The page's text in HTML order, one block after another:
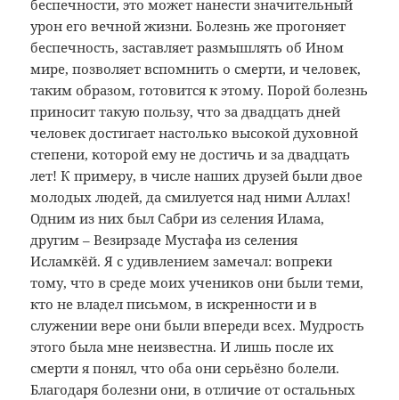
беспечности, это может нанести значительный
урон его вечной жизни. Болезнь же прогоняет
беспечность, заставляет размышлять об Ином
мире, позволяет вспомнить о смерти, и человек,
таким образом, готовится к этому. Порой болезнь
приносит такую пользу, что за двадцать дней
человек достигает настолько высокой духовной
степени, которой ему не достичь и за двадцать
лет! К примеру, в числе наших друзей были двое
молодых людей, да смилуется над ними Аллах!
Одним из них был Сабри из селения Илама,
другим – Везирзаде Мустафа из селения
Исламкёй. Я с удивлением замечал: вопреки
тому, что в среде моих учеников они были теми,
кто не владел письмом, в искренности и в
служении вере они были впереди всех. Мудрость
этого была мне неизвестна. И лишь после их
смерти я понял, что оба они серьёзно болели.
Благодаря болезни они, в отличие от остальных